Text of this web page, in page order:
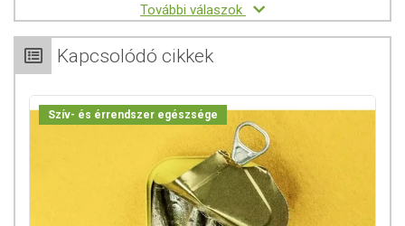
További válaszok
Kapcsolódó cikkek
Szív- és érrendszer egészsége